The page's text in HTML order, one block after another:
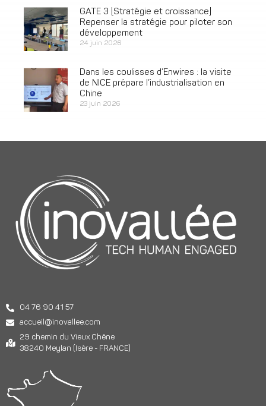
GATE 3 [Stratégie et croissance]
Repenser la stratégie pour piloter son
développement
24 juin 2026
Dans les coulisses d’Enwires : la visite
de NICE prépare l’industrialisation en
Chine
23 juin 2026
04 76 90 41 57
accueil@inovallee.com
29 chemin du Vieux Chêne
38240 Meylan (Isère - FRANCE)